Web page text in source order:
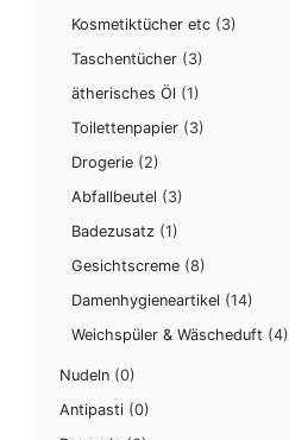
Kosmetiktücher etc (3)
Taschentücher (3)
ätherisches Öl (1)
Toilettenpapier (3)
Drogerie (2)
Abfallbeutel (3)
Badezusatz (1)
Gesichtscreme (8)
Damenhygieneartikel (14)
Weichspüler & Wäscheduft (4)
Nudeln (0)
Antipasti (0)